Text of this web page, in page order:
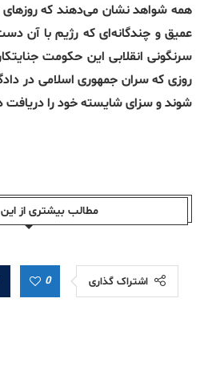
همه شواهد نشان می‌دهند که روزهای
عمیق و چندگانه‌ای که رژیم با آن
سرنگونی انقلابی این حکومت
روزی که سران جمهوری اسلامی در
شوند و سزای شایسته خود را دریافت
مطالب بیشتری از
اشتراک گذاری 0